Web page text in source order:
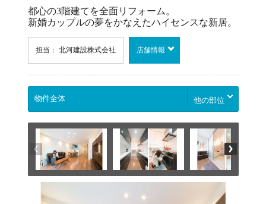
都心の3階建てを全面リフォーム。
新婚カップルの夢をかなえたハイセンスな新居。
担当： 北河建設株式会社 店舗情報
他の部位